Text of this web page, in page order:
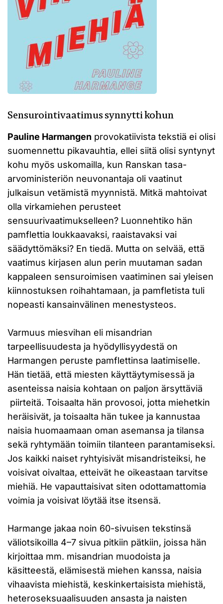
Sensurointivaatimus synnytti kohun
Pauline Harmangen provokatiivista tekstiä ei olisi
suomennettu pikavauhtia, ellei siitä olisi syntynyt
kohu myös uskomailla, kun Ranskan tasa-
arvoministeriön neuvonantaja oli vaatinut
julkaisun vetämistä myynnistä. Mitkä mahtoivat
olla virkamiehen perusteet
sensuurivaatimukselleen? Luonnehtiko hän
pamflettia loukkaavaksi, raaistavaksi vai
säädyttömäksi? En tiedä. Mutta on selvää, että
vaatimus kirjasen alun perin muutaman sadan
kappaleen sensuroimisen vaatiminen sai yleisen
kiinnostuksen roihahtamaan, ja pamfletista tuli
nopeasti kansainvälinen menestysteos.
Varmuus miesvihan eli misandrian
tarpeellisuudesta ja hyödyllisyydestä on
Harmangen peruste pamflettinsa laatimiselle.
Hän tietää, että miesten käyttäytymisessä ja
asenteissa naisia kohtaan on paljon ärsyttäviä
piirteitä. Toisaalta hän provosoi, jotta miehetkin
heräisivät, ja toisaalta hän tukee ja kannustaa
naisia huomaamaan oman asemansa ja tilansa
sekä ryhtymään toimiin tilanteen parantamiseksi.
Jos kaikki naiset ryhtyisivät misandristeiksi, he
voisivat oivaltaa, etteivät he oikeastaan tarvitse
miehiä. He vapauttaisivat siten odottamattomia
voimia ja voisivat löytää itse itsensä.
Harmange jakaa noin 60-sivuisen tekstinsä
väliotsikoilla 4–7 sivua pitkiin pätkiin, joissa hän
kirjoittaa mm. misandrian muodoista ja
käsitteestä, elämisestä miehen kanssa, naisia
vihaavista miehistä, keskinkertaisista miehistä,
heteroseksuaalisuuden ansasta ja naisten